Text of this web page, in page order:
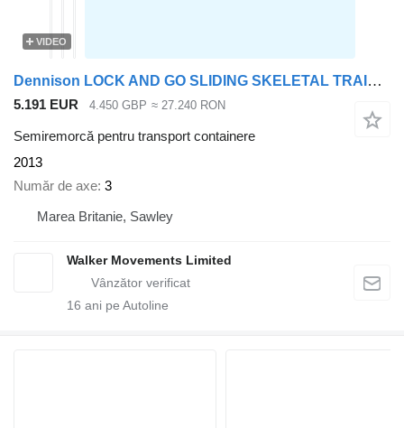
VIDEO
Dennison LOCK AND GO SLIDING SKELETAL TRAILER - C345790
5.191 EUR 4.450 GBP ≈ 27.240 RON
Semiremorcă pentru transport containere
2013
Număr de axe 3
Marea Britanie, Sawley
Walker Movements Limited
16 ani pe Autoline